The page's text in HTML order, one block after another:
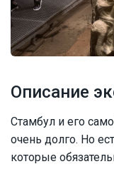
Описание
Стамбул и его
очень долго. Но
которые